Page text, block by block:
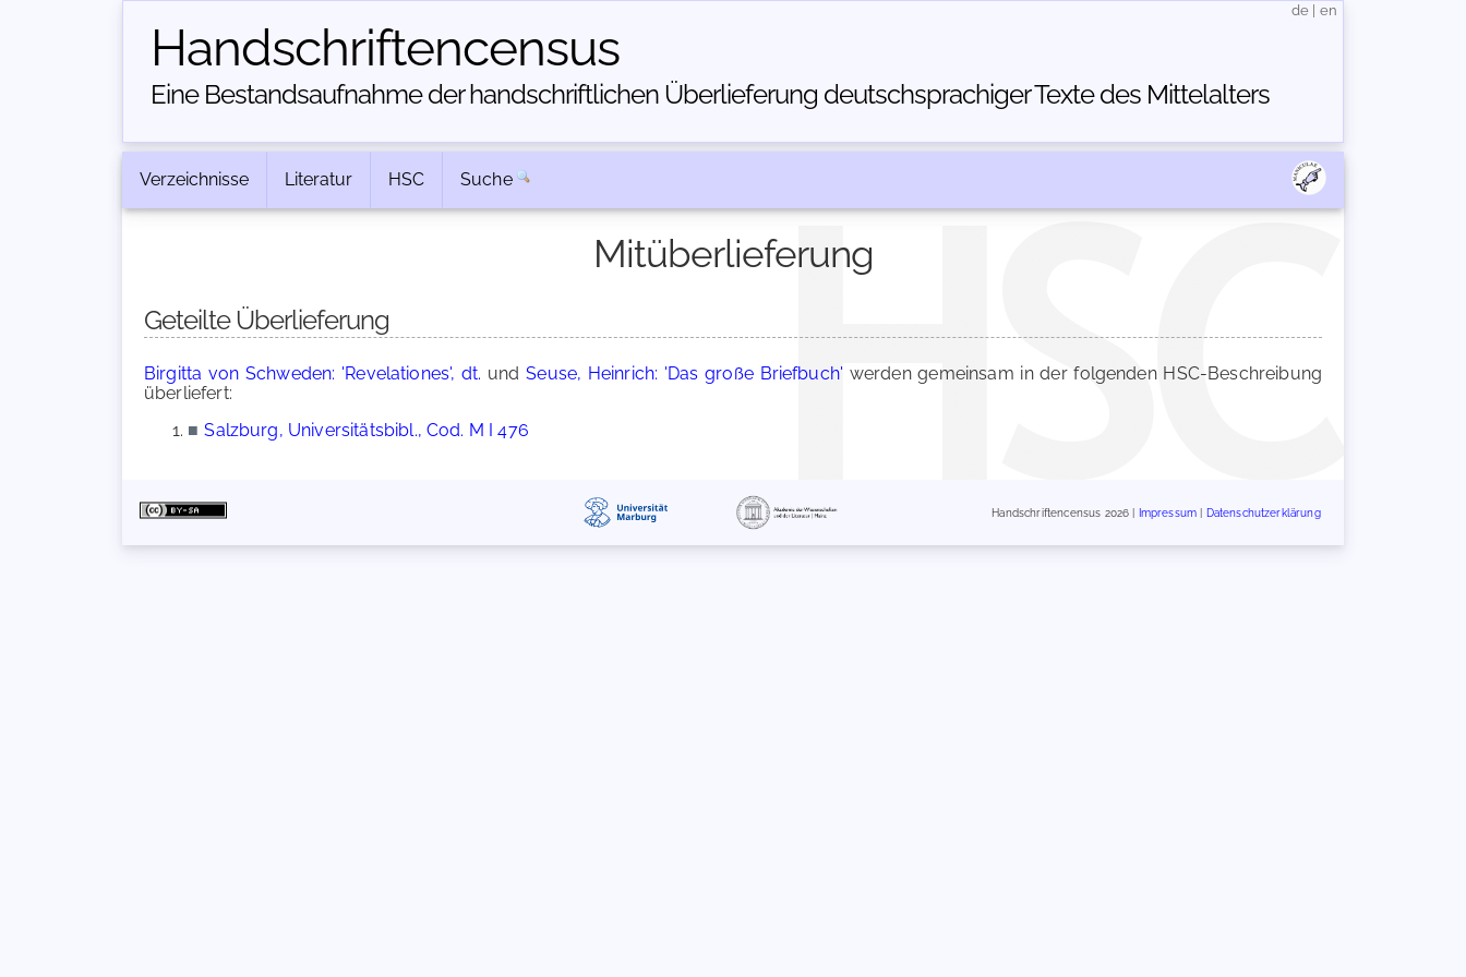
Handschriften­census
Eine Bestandsaufnahme der handschriftlichen Über­lieferung deutschsprachiger Texte des Mittelalters
de en
Verzeichnisse Literatur HSC Suche
Mitüberlieferung
Geteilte Überlieferung
Birgitta von Schweden: 'Revelationes', dt. undSeuse, Heinrich: 'Das große Briefbuch' werden gemeinsam in der folgenden HSC-Beschreibung
überliefert:
■ Salzburg, Universitätsbibl., Cod. M I 476
Handschriftencensus 2026 | Impressum Datenschutzerklärung